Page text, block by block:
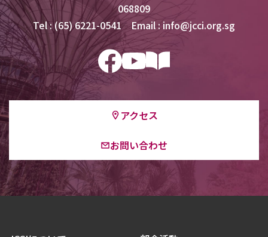
068809
Tel : (65) 6221-0541 Email : info@jcci.org.sg
アクセス
お問い合わせ